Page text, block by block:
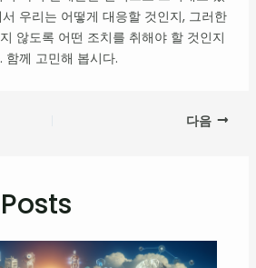
우리는 어떻게 대응할 것인지, 그러한
않도록 어떤 조치를 취해야 할 것인지
함께 고민해 봅시다.
다음